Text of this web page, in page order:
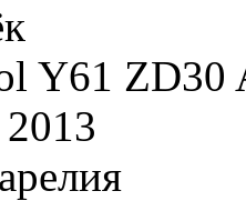
Y61 ZD30
2013